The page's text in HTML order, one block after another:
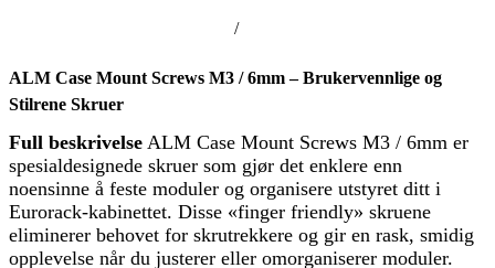
/
ALM Case Mount Screws M3 / 6mm – Brukervennlige og
Stilrene Skruer
Full beskrivelse ALM Case Mount Screws M3 / 6mm er
spesialdesignede skruer som gjør det enklere enn
noensinne å feste moduler og organisere utstyret ditt i
Eurorack-kabinettet. Disse «finger friendly» skruene
eliminerer behovet for skrutrekkere og gir en rask, smidig
opplevelse når du justerer eller omorganiserer moduler.